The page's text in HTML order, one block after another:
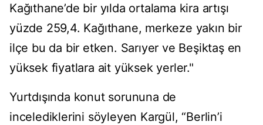
Kağıthane’de bir yılda ortalama kira artışı
yüzde 259,4. Kağıthane, merkeze yakın bir
ilçe bu da bir etken. Sarıyer ve Beşiktaş en
yüksek fiyatlara ait yüksek yerler."
Yurtdışında konut sorununa de
incelediklerini söyleyen Kargül, “Berlin’i